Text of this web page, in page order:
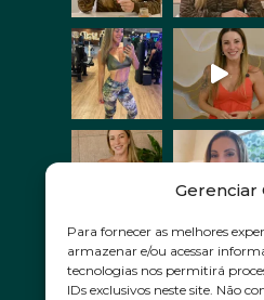
Gerenciar
Para fornecer as melhores
armazenar e/ou acessar
tecnologias nos permitirá
IDs exclusivos neste site. Não
Siga no